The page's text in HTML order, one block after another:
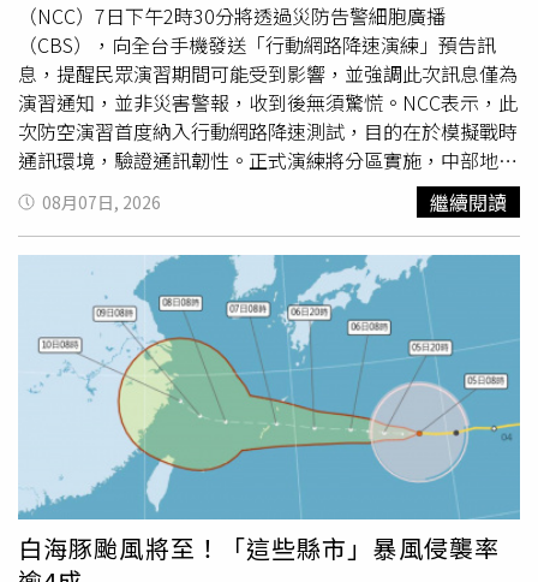
的敬老照顧環境。「節電夥伴節能治理與推廣」活動，里民
反應熱絡。（圖片提供／新竹市政府）市府表示，「節電夥
伴節能治理與推廣」活動獲得市民熱烈迴響，許多民眾除了
學習節電節能知識、關心地方建設成果外，也對市府推動交
通建設、教育文化、育兒福利及長者照顧等政策表示肯定。
市府將持續秉持「無論大事小事，市民的事都是市府的大
事」的施政理念，透過與地方面對面溝通，攜手里鄰長及所
有市民，共同打造幸福、宜居、永續的「安居科技城」新竹
市。
象署）
（NCC）7日下午2時30分將透過災防告警細胞廣播
（CBS），向全台手機發送「行動網路降速演練」預告訊
息，提醒民眾演習期間可能受到影響，並強調此次訊息僅為
演習通知，並非災害警報，收到後無須驚慌。NCC表示，此
次防空演習首度納入行動網路降速測試，目的在於模擬戰時
通訊環境，驗證通訊韌性。正式演練將分區實施，中部地區
預定於8月10日下午2時30分至3時進行，北部地區則安排於
8月13日同一時段辦理。其中，中部演習範圍包括苗栗縣、
台中市、南投縣、彰化縣、雲林縣、嘉義市及嘉義縣；北部
則涵蓋宜蘭縣、基隆市、台北市、新北市、桃園市、
縣。NCC指出，今天下午2時30分發布的是正式演習
前的預告訊息，主要提醒屆時位於演習區域的民眾預先做好
準備，避免誤認為災害或其他緊急事件。演習期間，行動網
路將進行降速測試，民眾使用手機上網時可能感受到網路速
度下降。不過，語音通話服務，包括110、119等緊急電
話，以及簡訊與災防告警細胞廣播（CBS）訊息，都將維持
正常運作，不受演習影響。NCC也建議，演習時段應盡量減
少非必要的行動上網需求，避免透過手機進行重要工作。如
有線上交易、行動支付、下載重要資料等需求，可提前完成
或延後辦理；若需使用網路，則可優先改採固網或室內Wi-
08月07日, 2026 繼續閱讀
白海豚颱風將至！「這些縣市」暴風侵襲率